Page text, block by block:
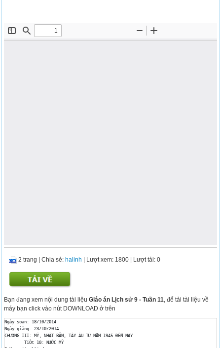
2 trang |Chia sẻ: halinh | Lượt xem: 1800 | Lượt tải: 0
Bạn đang xem nội dung tài liệuGiáo án Lịch sử 9 - Tuần 11 , để tải tài liệu về
máy bạn click vào nút DOWNLOAD ở trên
Ngày soạn: 18/10/2014
Ngày giảng: 23/10/2014
CHƯƠNG III: MỸ, NHẬT BẢN, TÂY ÂU TỪ NĂM 1945 ĐẾN NAY
	TiÕt 10: NƯỚC MỸ